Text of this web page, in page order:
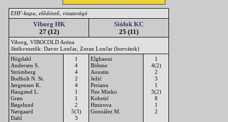
EHF-kupa, elődöntő, visszavágó
Viborg HK
27 (12)
Siófok KC
25 (11)
Viborg, VIBOCOLD Aréna
Játékvezetők: Davor Lončar, Zoran Lončar (horvátok)
Högdahl
Andersen S.
Strömberg
Bodholt N. St.
Jørgensen K.
Haugsted L.
Grøn
Bøgelund
Nørgaard
Dahl
1
4
4
2
4
1
1
2
5(3)
3
Elghaoui
Böhme
Aoustin
Ježić
Perianu
Nze Minko
Kobetić
Hmirova
González M.
1
4(2)
2
3
1
3(2)
8
1
2